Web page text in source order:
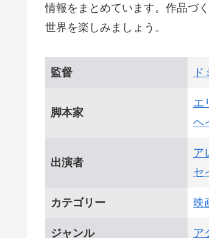
情報をまとめています。作品づ
世界を楽しみましょう。
監督
脚本家
エ
ヘ
出演者
ア
セ
カテゴリー 映
ジャンル ア